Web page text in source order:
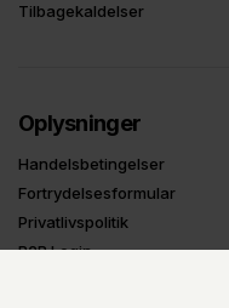
Tilbagekaldelser
Oplysninger
Handelsbetingelser
Fortrydelsesformular
Privatlivspolitik
B2B Login